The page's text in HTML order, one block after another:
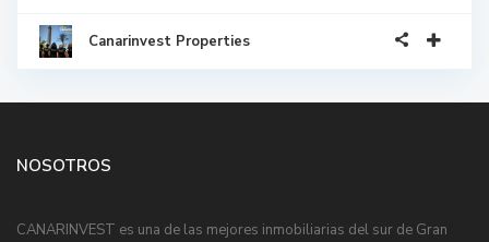
Canarinvest Properties
NOSOTROS
CANARINVEST es una de las mejores inmobiliarias del sur de Gran